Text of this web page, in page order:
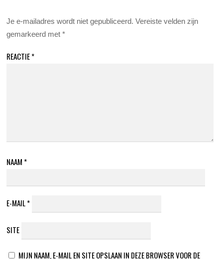
Je e-mailadres wordt niet gepubliceerd. Vereiste velden zijn
gemarkeerd met*
REACTIE*
NAAM *
E-MAIL*
SITE
MIJN NAAM, E-MAIL EN SITE OPSLAAN IN DEZE BROWSER VOOR DE